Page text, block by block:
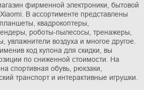
фирменной электроники, бытовой
В ассортименте представлены
квадрокоптеры,
роботы-пылесосы, тренажеры,
увлажнители воздуха и многое другое.
код купона для скидки, вы
по сниженной стоимости. На
спортивная обувь, рюкзаки,
транспорт и интерактивные игрушки.